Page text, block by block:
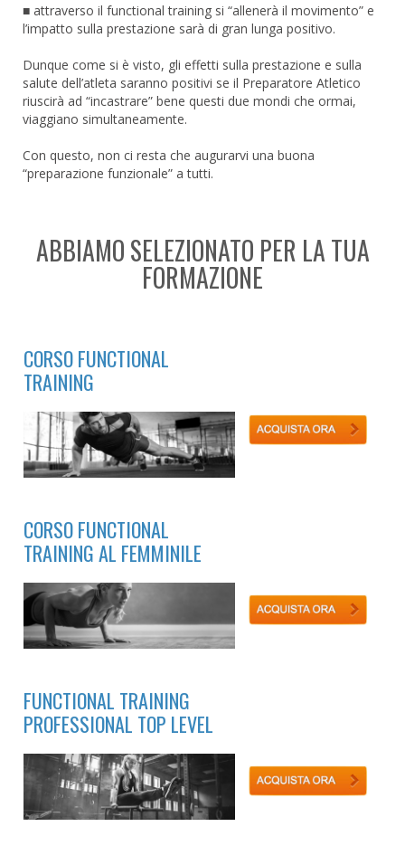
■ attraverso il functional training si “allenerà il movimento” e
l’impatto sulla prestazione sarà di gran lunga positivo.
Dunque come si è visto, gli effetti sulla prestazione e sulla
salute dell’atleta saranno positivi se il Preparatore Atletico
riuscirà ad “incastrare” bene questi due mondi che ormai,
viaggiano simultaneamente.
Con questo, non ci resta che augurarvi una buona
“preparazione funzionale” a tutti.
ABBIAMO SELEZIONATO PER LA TUA
FORMAZIONE
CORSO FUNCTIONAL
TRAINING
CORSO FUNCTIONAL
TRAINING AL FEMMINILE
FUNCTIONAL TRAINING
PROFESSIONAL TOP LEVEL